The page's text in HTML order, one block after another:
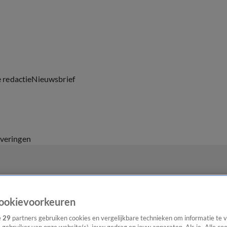
redactieNieuwsbrief
29 partners gebruiken cookies en vergelijkbare technieken om informatie te